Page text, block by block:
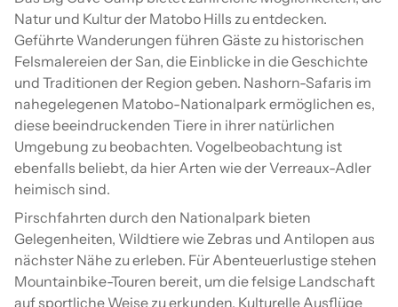
Natur und Kultur der Matobo Hills zu entdecken.
Geführte Wanderungen führen Gäste zu historischen
Felsmalereien der San, die Einblicke in die Geschichte
und Traditionen der Region geben. Nashorn-Safaris im
nahegelegenen Matobo-Nationalpark ermöglichen es,
diese beeindruckenden Tiere in ihrer natürlichen
Umgebung zu beobachten. Vogelbeobachtung ist
ebenfalls beliebt, da hier Arten wie der Verreaux-Adler
heimisch sind.
Pirschfahrten durch den Nationalpark bieten
Gelegenheiten, Wildtiere wie Zebras und Antilopen aus
nächster Nähe zu erleben. Für Abenteuerlustige stehen
Mountainbike-Touren bereit, um die felsige Landschaft
auf sportliche Weise zu erkunden. Kulturelle Ausflüge